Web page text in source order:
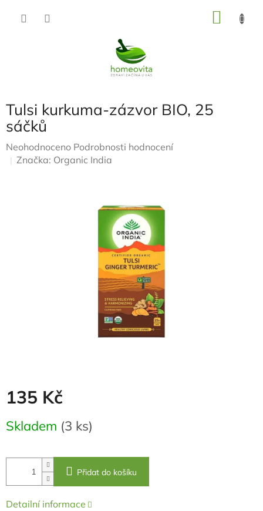
Tulsi kurkuma-zázvor BIO, 25
sáčků
Průměrné
hodnocení
Neohodnoceno Podrobnosti hodnocení
Značka: Organic India
135 Kč
Měrná
cena:
Skladem (3 ks)
Přidat do košíku
Detailní informace